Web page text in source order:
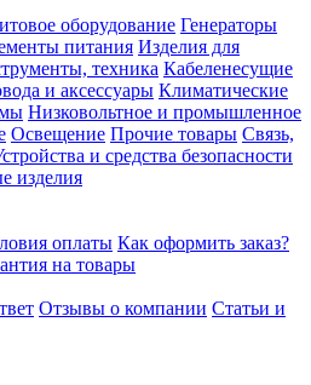
оборудование Генераторы
питания Изделия для
техника Кабеленесущие
и аксессуары Климатические
Низковольтное и промышленное
Освещение Прочие товары Связь,
и средства безопасности
изделия
оплаты Как оформить заказ?
на товары
Отзывы о компании Статьи и